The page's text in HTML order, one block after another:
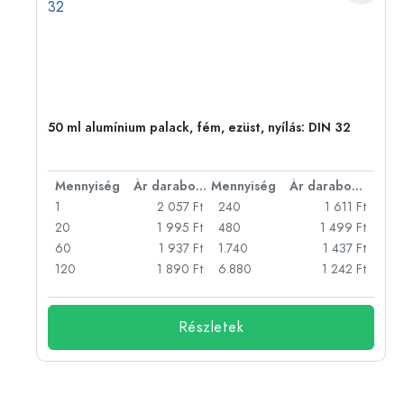
50 ml alumínium palack, fém, ezüst, nyílás: DIN 32
Mennyiség Ár darabonként Mennyiség
Ár darabonként
1
2 057 Ft
20
1 995 Ft
60
1 937 Ft
120
1 890 Ft
240
1 611 Ft
480
1 499 Ft
1.740
1 437 Ft
6.880
1 242 Ft
Részletek